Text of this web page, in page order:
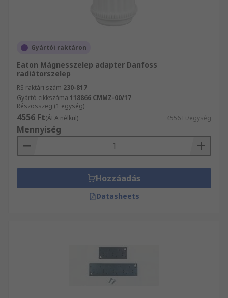
Gyártói raktáron
Eaton Mágnesszelep adapter Danfoss
radiátorszelep
RS raktári szám 230-817
Gyártó cikkszáma 118866 CMMZ-00/17
Részösszeg (1 egység)
4556 Ft(ÁFA nélkül) 4556 Ft/egység
Mennyiség
Hozzáadás
Datasheets